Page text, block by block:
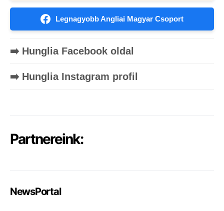
Legnagyobb Angliai Magyar Csoport
➡️ Hunglia Facebook oldal
➡️ Hunglia Instagram profil
Partnereink:
NewsPortal